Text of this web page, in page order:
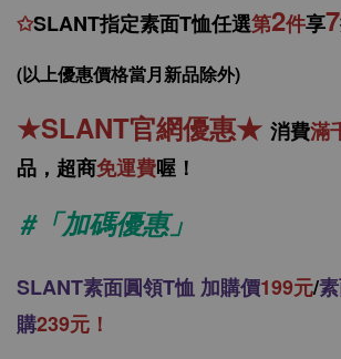
✩SLANT指定素面T恤任選第2件享7
(以上優惠價格當月新品除外)
★SLANT官網優惠★ 消費滿
品， 超商免運費喔！
#「加碼優惠」
SLANT素面圓領T恤 加購價199元/
購239元！